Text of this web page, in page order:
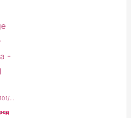
Čizme duge štikla 101/2 – Prirodna koža – Nude (model 101-2)